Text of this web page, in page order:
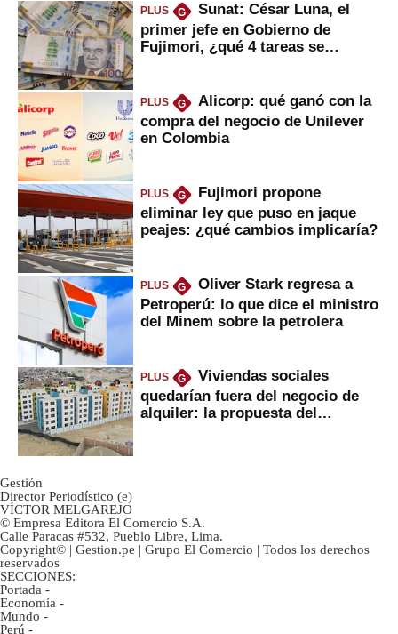
PLUS G
Sunat: César Luna, el
primer jefe en Gobierno de
Fujimori, ¿qué 4 tareas se
PLUS G
Alicorp: qué ganó con la
compra del negocio de Unilever
en Colombia
PLUS G
Fujimori propone
eliminar ley que puso en jaque
peajes: ¿qué cambios implicaría?
PLUS G
Oliver Stark regresa a
Petroperú: lo que dice el ministro
del Minem sobre la petrolera
PLUS G
Viviendas sociales
quedarían fuera del negocio de
alquiler: la propuesta del
Gestión
Director Periodístico (e)
VÍCTOR MELGAREJO
© Empresa Editora El Comercio S.A.
Calle Paracas #532, Pueblo Libre, Lima.
Copyright© | Gestion.pe | Grupo El Comercio | Todos los derechos
reservados
SECCIONES:
Portada -
Economía -
Mundo -
Perú -